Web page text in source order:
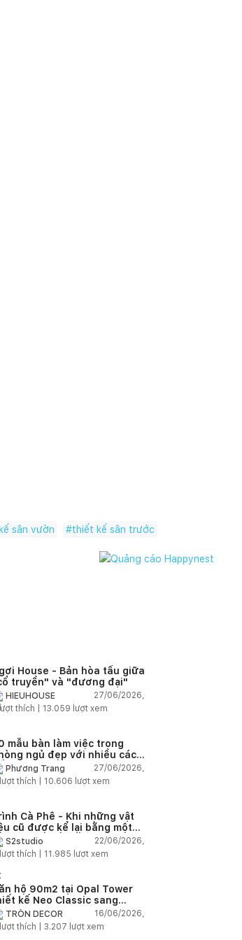
sân vườn #thiết kế sân trước
House - Bản hòa tấu giữa
truyền" và "đương đại"
HIEUHOUSE
27/06/2026,
thích | 13.059 lượt xem
mẫu bàn làm việc trong
ngủ đẹp với nhiều cách
trí thông minh cho mọi diện
Phương Trang
27/06/2026,
lượt thích | 10.606 lượt xem
Cà Phê - Khi những vật
cũ được kể lại bằng một
ngữ thiết kế mới
S2studio
22/06/2026,
lượt thích | 11.985 lượt xem
hộ 90m2 tại Opal Tower
kế Neo Classic sang
cho gia đình trẻ
TRÒN DECOR
16/06/2026,
lượt thích | 3.207 lượt xem